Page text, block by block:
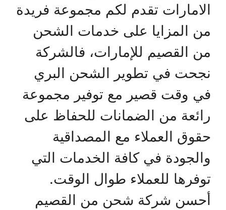
الامارات تقدم لكم مجموعة فريدة
من المزايا على خدمات الشحن
من القصيم للإمارات، فالشركة
نجحت في تطوير الشحن البري
في وقت قصير مع توفير مجموعة
رائعة من الضمانات للحفاظ على
حقوق العملاء مع المصداقية
والجودة في كافة الخدمات التي
توفرها للعملاء طوال الوقت.
أحسن شركة شحن من القصيم